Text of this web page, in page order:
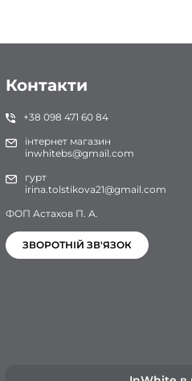
Контакти
+38 098 471 60 84
інтернет магазин
inwhitebs@gmail.com
гурт
irina.tolstikova21@gmail.com
ФОП Астахов П. А.
ЗВОРОТНІЙ ЗВ'ЯЗОК